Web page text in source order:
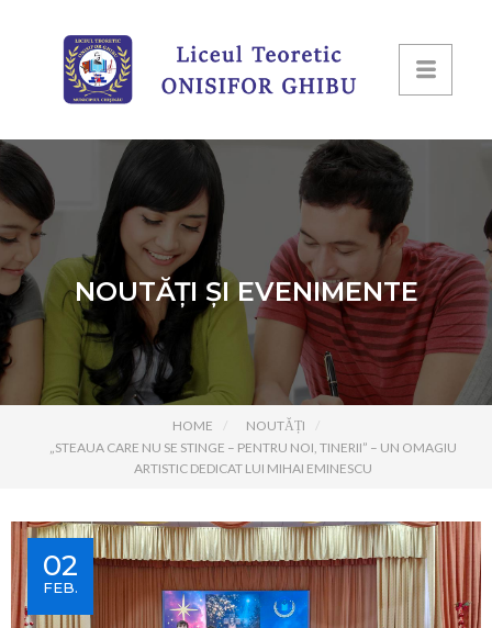
NOUTĂȚI ȘI EVENIMENTE
HOME
NOUTĂȚI
„STEAUA CARE NU SE STINGE – PENTRU NOI, TINERII” – UN OMAGIU
ARTISTIC DEDICAT LUI MIHAI EMINESCU
02
FEB.